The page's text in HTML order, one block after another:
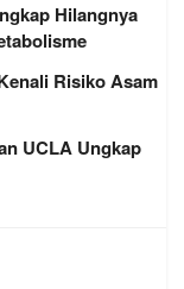
Hilangnya
Risiko Asam
UCLA Ungkap